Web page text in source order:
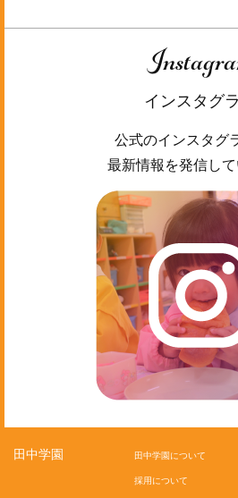
インスタグ
公式のインスタグ
最新情報を発信して
田中学園
田中学園について
採用について